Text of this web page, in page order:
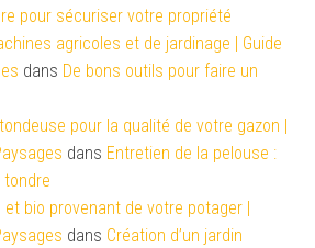
pour sécuriser votre propriété
agricoles et de jardinage | Guide
dans De bons outils pour faire un
pour la qualité de votre gazon |
dans Entretien de la pelouse :
tondre
bio provenant de votre potager |
dans Création d’un jardin